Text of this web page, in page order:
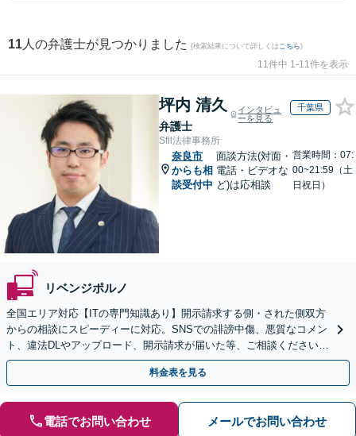
11 人の弁護士が見つかりました (検索結果について詳しくは こちら)
11件中 1-11件を表示
坪内 清久
弁護士
インタビュ
ーを見る
千葉県
Sfil法律事務所
奈良市
からも相
談受付中
面談方法(対面・
電話・ビデオな
ど)は応相談
営業時間：07:
00~21:59（土
日祝日）
リベンジポルノ
全国エリア対応【ITの専門知識あり】開示請求する側・された側双方
からの相談にスピーディーに対応。SNSでの誹謗中傷、悪質なコメン
ト、違法DLやアップロード、開示請求が届いた等、ご相談ください
【WEB面談OK&解決実績豊富】【千葉中央駅4分】
料金表を見る
電話でお問い合わせ メールでお問い合わせ